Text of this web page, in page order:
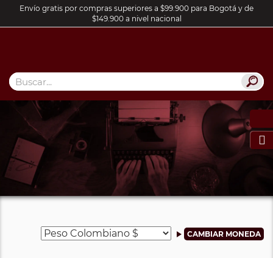
Envío gratis por compras superiores a $99.900 para Bogotá y de
$149.900 a nivel nacional
